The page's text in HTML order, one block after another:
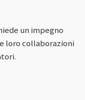
un impegno
loro collaborazioni